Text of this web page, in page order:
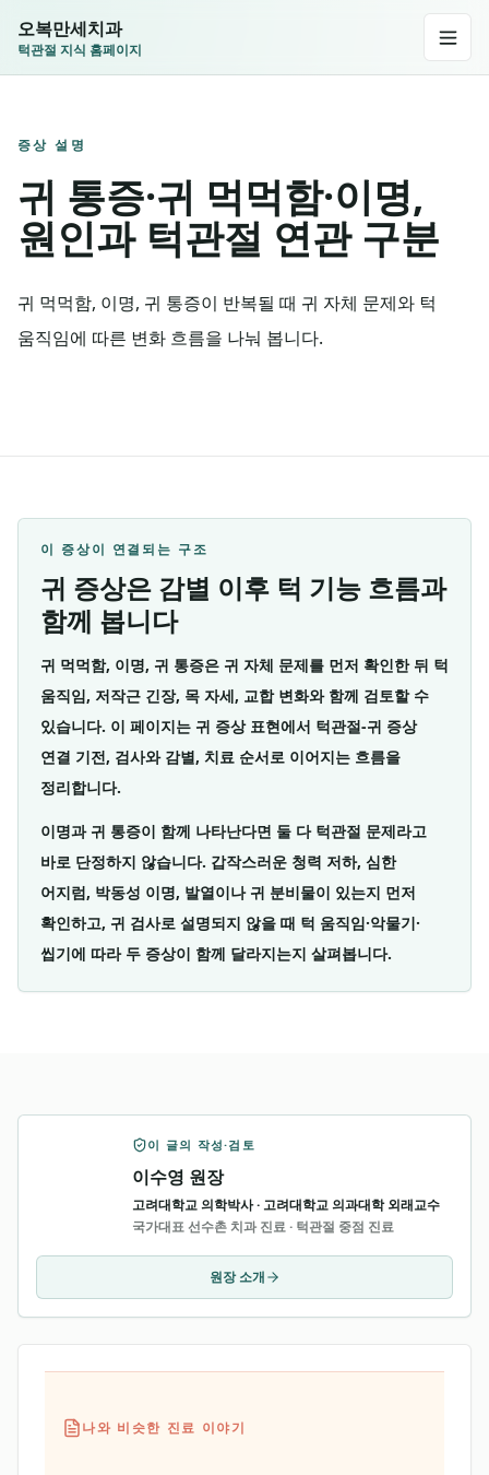
오복만세치과
턱관절 지식 홈페이지
증상 설명
귀 통증·귀 먹먹함·이명,
원인과 턱관절 연관 구분
귀 먹먹함, 이명, 귀 통증이 반복될 때 귀 자체 문제와 턱
움직임에 따른 변화 흐름을 나눠 봅니다.
이 증상이 연결되는 구조
귀 증상은 감별 이후 턱 기능 흐름과
함께 봅니다
귀 먹먹함, 이명, 귀 통증은 귀 자체 문제를 먼저 확인한 뒤 턱
움직임, 저작근 긴장, 목 자세, 교합 변화와 함께 검토할 수
있습니다. 이 페이지는 귀 증상 표현에서 턱관절-귀 증상
연결 기전, 검사와 감별, 치료 순서로 이어지는 흐름을
정리합니다.
이명과 귀 통증이 함께 나타난다면 둘 다 턱관절 문제라고
바로 단정하지 않습니다. 갑작스러운 청력 저하, 심한
어지럼, 박동성 이명, 발열이나 귀 분비물이 있는지 먼저
확인하고, 귀 검사로 설명되지 않을 때 턱 움직임·악물기·
씹기에 따라 두 증상이 함께 달라지는지 살펴봅니다.
이 글의 작성·검토
이수영 원장
고려대학교 의학박사 · 고려대학교 의과대학 외래교수
국가대표 선수촌 치과 진료 · 턱관절 중점 진료
원장 소개
나와 비슷한 진료 이야기